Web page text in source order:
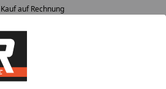
Kauf auf Rechnung